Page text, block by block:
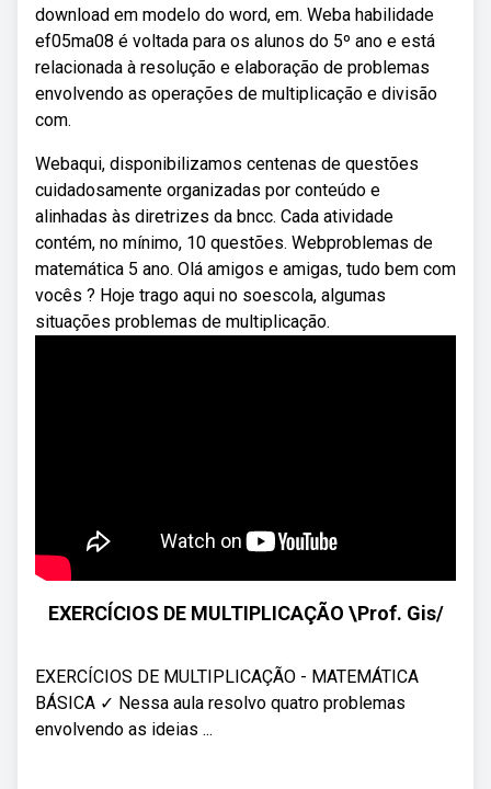
download em modelo do word, em. Weba habilidade
ef05ma08 é voltada para os alunos do 5º ano e está
relacionada à resolução e elaboração de problemas
envolvendo as operações de multiplicação e divisão
com.
Webaqui, disponibilizamos centenas de questões
cuidadosamente organizadas por conteúdo e
alinhadas às diretrizes da bncc. Cada atividade
contém, no mínimo, 10 questões. Webproblemas de
matemática 5 ano. Olá amigos e amigas, tudo bem com
vocês ? Hoje trago aqui no soescola, algumas
situações problemas de multiplicação.
EXERCÍCIOS DE MULTIPLICAÇÃO \Prof. Gis/
EXERCÍCIOS DE MULTIPLICAÇÃO - MATEMÁTICA
BÁSICA ✓ Nessa aula resolvo quatro problemas
envolvendo as ideias ...